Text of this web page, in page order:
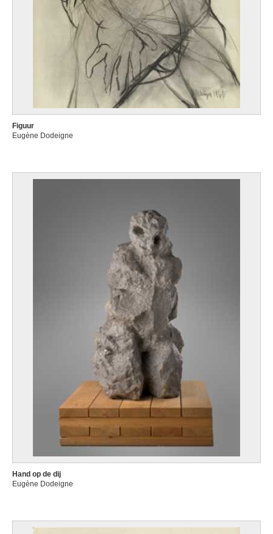
Figuur
Eugène Dodeigne
Hand op de dij
Eugène Dodeigne